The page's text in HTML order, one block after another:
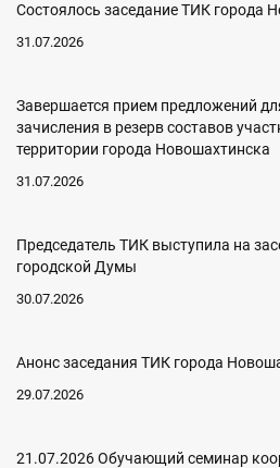
Состоялось заседание ТИК города
31.07.2026
Завершается прием предложений
зачисления в резерв составов
территории города Новошахтинска
31.07.2026
Председатель ТИК выступила на
городской Думы
30.07.2026
Анонс заседания ТИК города
29.07.2026
21.07.2026 Обучающий семинар